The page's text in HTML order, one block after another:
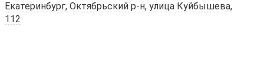
Екатеринбург, Октябрьский р-н, улица Куйбышева,
112